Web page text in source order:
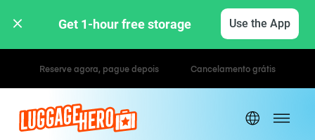
Get 1-hour free storage Use the App
Tarifas horárias / diárias